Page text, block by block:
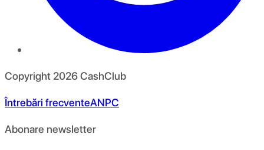
Copyright 2026CashClub
Întrebări frecventeANPC
Abonare newsletter